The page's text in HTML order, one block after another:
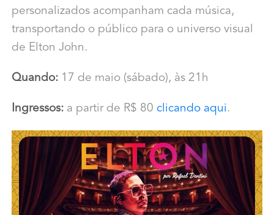
personalizados acompanham cada música,
transportando o público para o universo visual
de Elton John.
Quando:17 de maio (sábado), às 21h
Ingressos:a partir de R$ 80 clicando aqui .